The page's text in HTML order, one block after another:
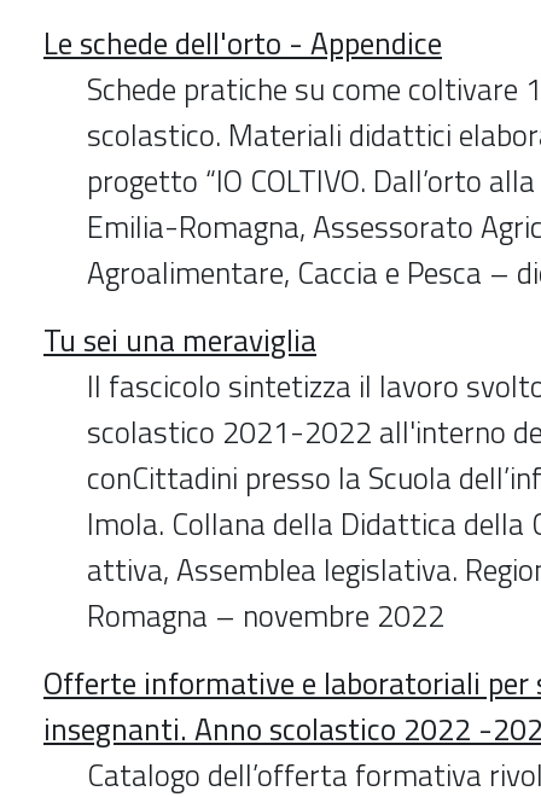
Le schede dell'orto - Appendice
Schede pratiche su come coltivare
scolastico. Materiali didattici
progetto “IO COLTIVO. Dall’orto
Emilia-Romagna, Assessorato
Agroalimentare, Caccia e Pesca –
Tu sei una meraviglia
Il fascicolo sintetizza il lavoro
scolastico 2021-2022 all'interno
conCittadini presso la Scuola
Imola. Collana della Didattica della
attiva, Assemblea legislativa.
Romagna – novembre 2022
Offerte informative e laboratoriali per
insegnanti. Anno scolastico 2022 -
Catalogo dell’offerta formativa